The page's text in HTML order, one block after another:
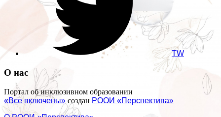
TW
О нас
Портал об инклюзивном образовании
«Все включены» создан РООИ «Перспектива»